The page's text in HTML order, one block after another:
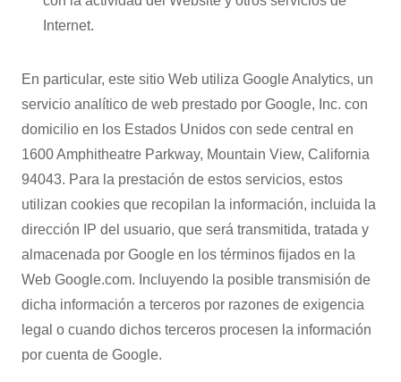
Internet.
En particular, este sitio Web utiliza Google Analytics, un
servicio analítico de web prestado por Google, Inc. con
domicilio en los Estados Unidos con sede central en
1600 Amphitheatre Parkway, Mountain View, California
94043. Para la prestación de estos servicios, estos
utilizan cookies que recopilan la información, incluida la
dirección IP del usuario, que será transmitida, tratada y
almacenada por Google en los términos fijados en la
Web Google.com. Incluyendo la posible transmisión de
dicha información a terceros por razones de exigencia
legal o cuando dichos terceros procesen la información
por cuenta de Google.